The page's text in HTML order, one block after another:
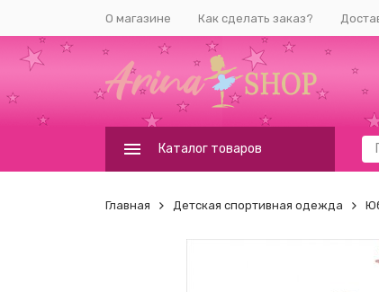
О магазине Как сделать заказ?
Каталог товаров
Главная Детская спортивная одежда